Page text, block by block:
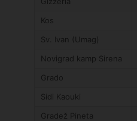
Kos
Sv. Ivan (Umag)
Novigrad kamp Sirena
Grado
Sidi Kaouki
Gradež Pineta